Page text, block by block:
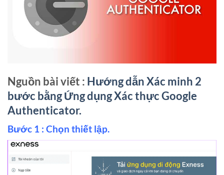
Nguồn bài viết : Hướng dẫn Xác minh 2
bước bằng Ứng dụng Xác thực Google
Authenticator.
Bước 1 : Chọn thiết lập.